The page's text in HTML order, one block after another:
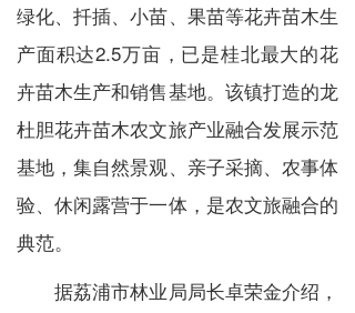
绿化、扦插、小苗、果苗等花卉苗木生
产面积达2.5万亩，已是桂北最大的花
卉苗木生产和销售基地。该镇打造的龙
杜胆花卉苗木农文旅产业融合发展示范
基地，集自然景观、亲子采摘、农事体
验、休闲露营于一体，是农文旅融合的
典范。
据荔浦市林业局局长卓荣金介绍，